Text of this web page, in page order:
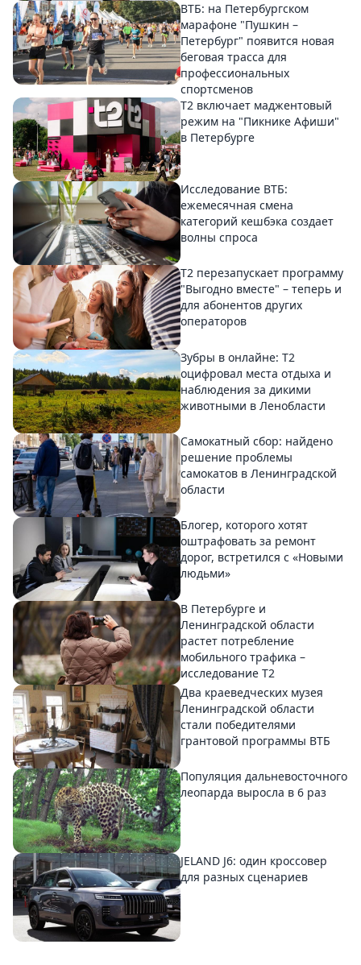
ВТБ: на Петербургском
марафоне "Пушкин –
Петербург" появится новая
беговая трасса для
профессиональных
спортсменов
Т2 включает маджентовый
режим на "Пикнике Афиши"
в Петербурге
Исследование ВТБ:
ежемесячная смена
категорий кешбэка создает
волны спроса
Т2 перезапускает программу
"Выгодно вместе" – теперь и
для абонентов других
операторов
Зубры в онлайне: Т2
оцифровал места отдыха и
наблюдения за дикими
животными в Ленобласти
Самокатный сбор: найдено
решение проблемы
самокатов в Ленинградской
области
Блогер, которого хотят
оштрафовать за ремонт
дорог, встретился с «Новыми
людьми»
В Петербурге и
Ленинградской области
растет потребление
мобильного трафика –
исследование T2
Два краеведческих музея
Ленинградской области
стали победителями
грантовой программы ВТБ
Популяция дальневосточного
леопарда выросла в 6 раз
JELAND J6: один кроссовер
для разных сценариев